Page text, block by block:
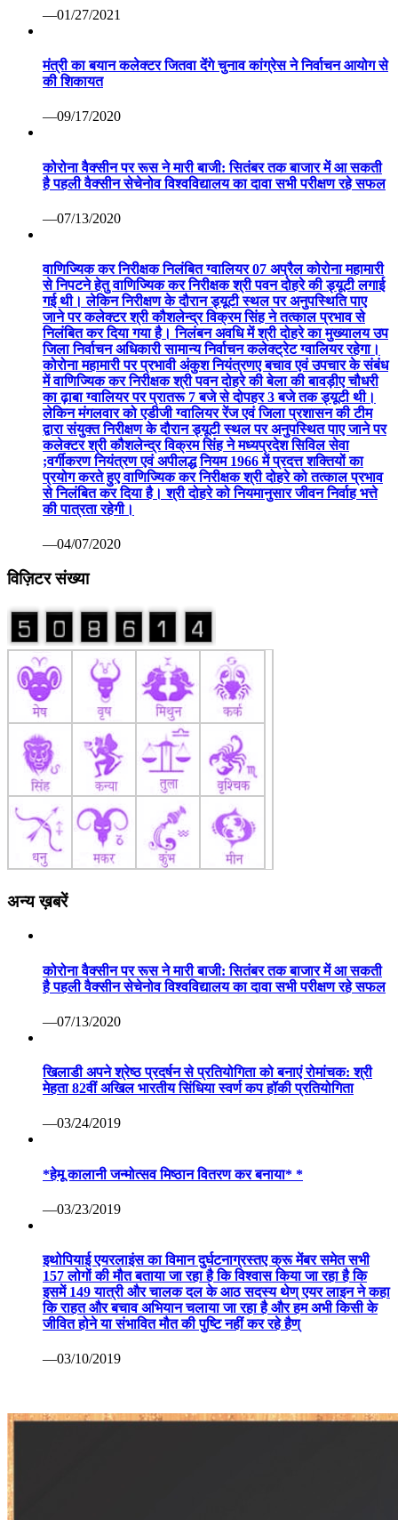
—01/27/2021
मंत्री का बयान कलेक्टर जितवा देंगे चुनाव कांग्रेस ने निर्वाचन आयोग से
की शिकायत
—09/17/2020
कोरोना वैक्सीन पर रूस ने मारी बाजी: सितंबर तक बाजार में आ सकती
है पहली वैक्सीन सेचेनोव विश्वविद्यालय का दावा सभी परीक्षण रहे सफल
—07/13/2020
वाणिज्यिक कर निरीक्षक निलंबित ग्वालियर 07 अप्रैल कोरोना महामारी
से निपटने हेतु वाणिज्यिक कर निरीक्षक श्री पवन दोहरे की ड्यूटी लगाई
गई थी। लेकिन निरीक्षण के दौरान ड्यूटी स्थल पर अनुपस्थिति पाए
जाने पर कलेक्टर श्री कौशलेन्द्र विक्रम सिंह ने तत्काल प्रभाव से
निलंबित कर दिया गया है। निलंबन अवधि में श्री दोहरे का मुख्यालय उप
जिला निर्वाचन अधिकारी सामान्य निर्वाचन कलेक्ट्रेट ग्वालियर रहेगा।
कोरोना महामारी पर प्रभावी अंकुश नियंत्रणए बचाव एवं उपचार के संबंध
में वाणिज्यिक कर निरीक्षक श्री पवन दोहरे की बेला की बावड़ीए चौधरी
का ढ़ाबा ग्वालियर पर प्रातरू 7 बजे से दोपहर 3 बजे तक ड्यूटी थी।
लेकिन मंगलवार को एडीजी ग्वालियर रेंज एवं जिला प्रशासन की टीम
द्वारा संयुक्त निरीक्षण के दौरान ड्यूटी स्थल पर अनुपस्थित पाए जाने पर
कलेक्टर श्री कौशलेन्द्र विक्रम सिंह ने मध्यप्रदेश सिविल सेवा
;वर्गीकरण नियंत्रण एवं अपीलद्ध नियम 1966 में प्रदत्त शक्तियों का
प्रयोग करते हुए वाणिज्यिक कर निरीक्षक श्री दोहरे को तत्काल प्रभाव
से निलंबित कर दिया है। श्री दोहरे को नियमानुसार जीवन निर्वाह भत्ते
की पात्रता रहेगी।
—04/07/2020
विज़िटर संख्या
अन्य ख़बरें
कोरोना वैक्सीन पर रूस ने मारी बाजी: सितंबर तक बाजार में आ सकती
है पहली वैक्सीन सेचेनोव विश्वविद्यालय का दावा सभी परीक्षण रहे सफल
—07/13/2020
खिलाडी अपने श्रेष्ठ प्रदर्षन से प्रतियोगिता को बनाएं रोमांचक: श्री
मेहता 82वीं अखिल भारतीय सिंधिया स्वर्ण कप हॉकी प्रतियोगिता
—03/24/2019
*हेमू कालानी जन्मोत्सव मिष्ठान वितरण कर बनाया* *
—03/23/2019
इथोपियाई एयरलाइंस का विमान दुर्घटनाग्रस्तए क्रू मेंबर समेत सभी
157 लोगों की मौत बताया जा रहा है कि विश्वास किया जा रहा है कि
इसमें 149 यात्री और चालक दल के आठ सदस्य थेण् एयर लाइन ने कहा
कि राहत और बचाव अभियान चलाया जा रहा है और हम अभी किसी के
जीवित होने या संभावित मौत की पुष्टि नहीं कर रहे हैण्
—03/10/2019